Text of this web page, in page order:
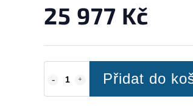
25 977 Kč
Přidat do